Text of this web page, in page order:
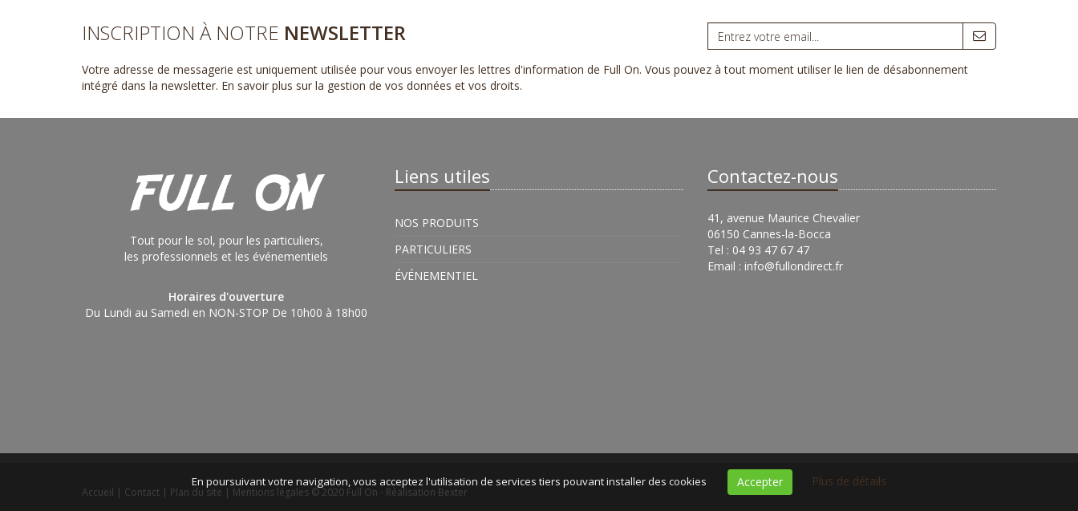
INSCRIPTION À NOTRE NEWSLETTER
Votre adresse de messagerie est uniquement utilisée pour vous envoyer les lettres d'information de Full On. Vous pouvez à tout moment utiliser le lien de désabonnement
intégré dans la newsletter. En savoir plus sur la gestion de vos données et vos droits.
Tout pour le sol, pour les particuliers,
les professionnels et les événementiels
Horaires d'ouverture
Du Lundi au Samedi en NON-STOP De 10h00 à 18h00
Liens utiles
NOS PRODUITS
PARTICULIERS
ÉVÉNEMENTIEL
Contactez-nous
41, avenue Maurice Chevalier
06150 Cannes-la-Bocca
Tel : 04 93 47 67 47
Email : info@fullondirect.fr
Accueil | Contact | Plan du site | Mentions légales © 2020 Full On - Réalisation Bexter
En poursuivant votre navigation, vous acceptez l'utilisation de services tiers pouvant installer des cookies Accepter Plus de détails